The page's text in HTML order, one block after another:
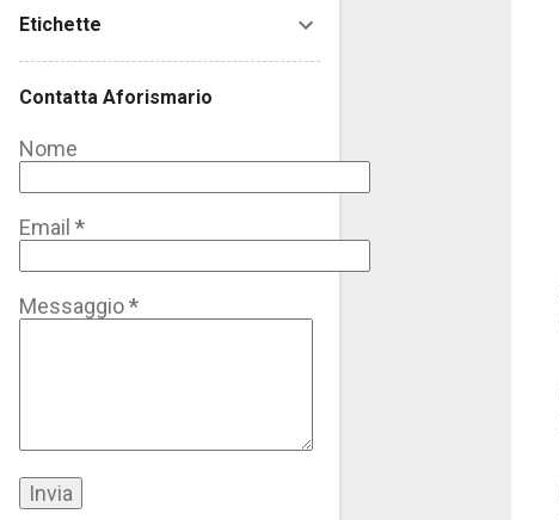
Etichette
Contatta Aforismario
Nome
Email *
Messaggio*